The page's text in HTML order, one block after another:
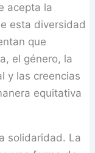
acepta la
esta diversidad
que
el género, la
y las creencias
equitativa
solidaridad. La